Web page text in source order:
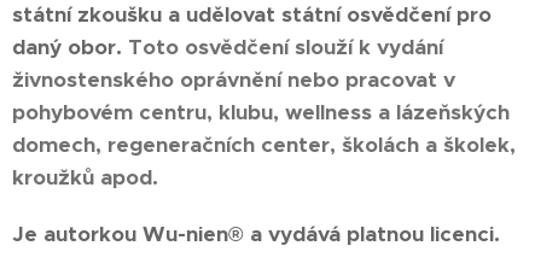
státní zkoušku a udělovat státní osvědčení pro
daný obor. Toto osvědčení slouží k vydání
živnostenského oprávnění nebo pracovat v
pohybovém centru, klubu, wellness a lázeňských
domech, regeneračních center, školách a školek,
kroužků apod.
Je autorkou Wu-nien® a vydává platnou licenci.